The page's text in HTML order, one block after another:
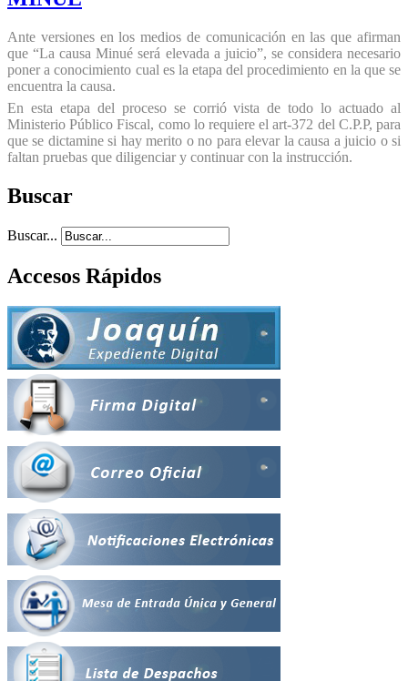
Ante versiones en los medios de comunicación en las que afirman
que “La causa Minué será elevada a juicio”, se considera necesario
poner a conocimiento cual es la etapa del procedimiento en la que se
encuentra la causa.
En esta etapa del proceso se corrió vista de todo lo actuado al
Ministerio Público Fiscal, como lo requiere el art-372 del C.P.P, para
que se dictamine si hay merito o no para elevar la causa a juicio o si
faltan pruebas que diligenciar y continuar con la instrucción.
Buscar
Buscar...
Accesos Rápidos